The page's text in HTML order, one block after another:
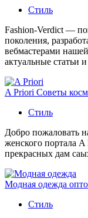
Стиль
Fashion-Verdict —
поколения,
вебмастерами
актуальные статьи
A Priori Советы
Стиль
Добро пожаловать
женского портала
прекрасных дам
Модная одежда
Стиль